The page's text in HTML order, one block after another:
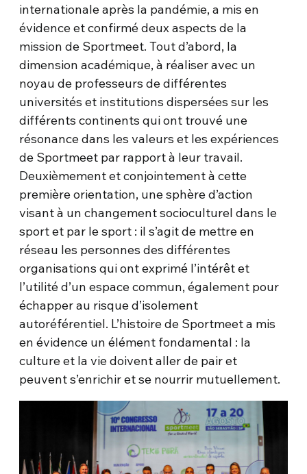
internationale après la pandémie, a mis en
évidence et confirmé deux aspects de la
mission de Sportmeet. Tout d’abord, la
dimension académique, à réaliser avec un
noyau de professeurs de différentes
universités et institutions dispersées sur les
différents continents qui ont trouvé une
résonance dans les valeurs et les expériences
de Sportmeet par rapport à leur travail.
Deuxièmement et conjointement à cette
première orientation, une sphère d’action
visant à un changement socioculturel dans le
sport et par le sport : il s’agit de mettre en
réseau les personnes des différentes
organisations qui ont exprimé l’intérêt et
l’utilité d’un espace commun, également pour
échapper au risque d’isolement
autoréférentiel. L’histoire de Sportmeet a mis
en évidence un élément fondamental : la
culture et la vie doivent aller de pair et
peuvent s’enrichir et se nourrir mutuellement.